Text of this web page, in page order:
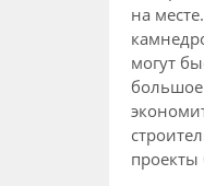
на
могут
большое
проекты